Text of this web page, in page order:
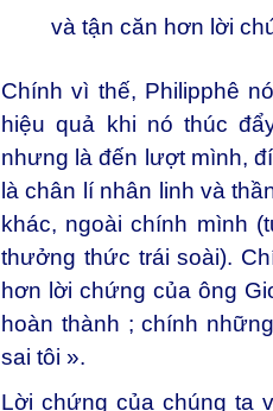
và tận căn hơn lời
Chính vì thế, Philipphê
hiệu quả khi nó thúc
nhưng là đến lượt mình,
là chân lí nhân linh và
khác, ngoài chính mình
thưởng thức trái soài).
hơn lời chứng của ông
hoàn thành ; chính
sai tôi ».
Lời chứng của chúng ta